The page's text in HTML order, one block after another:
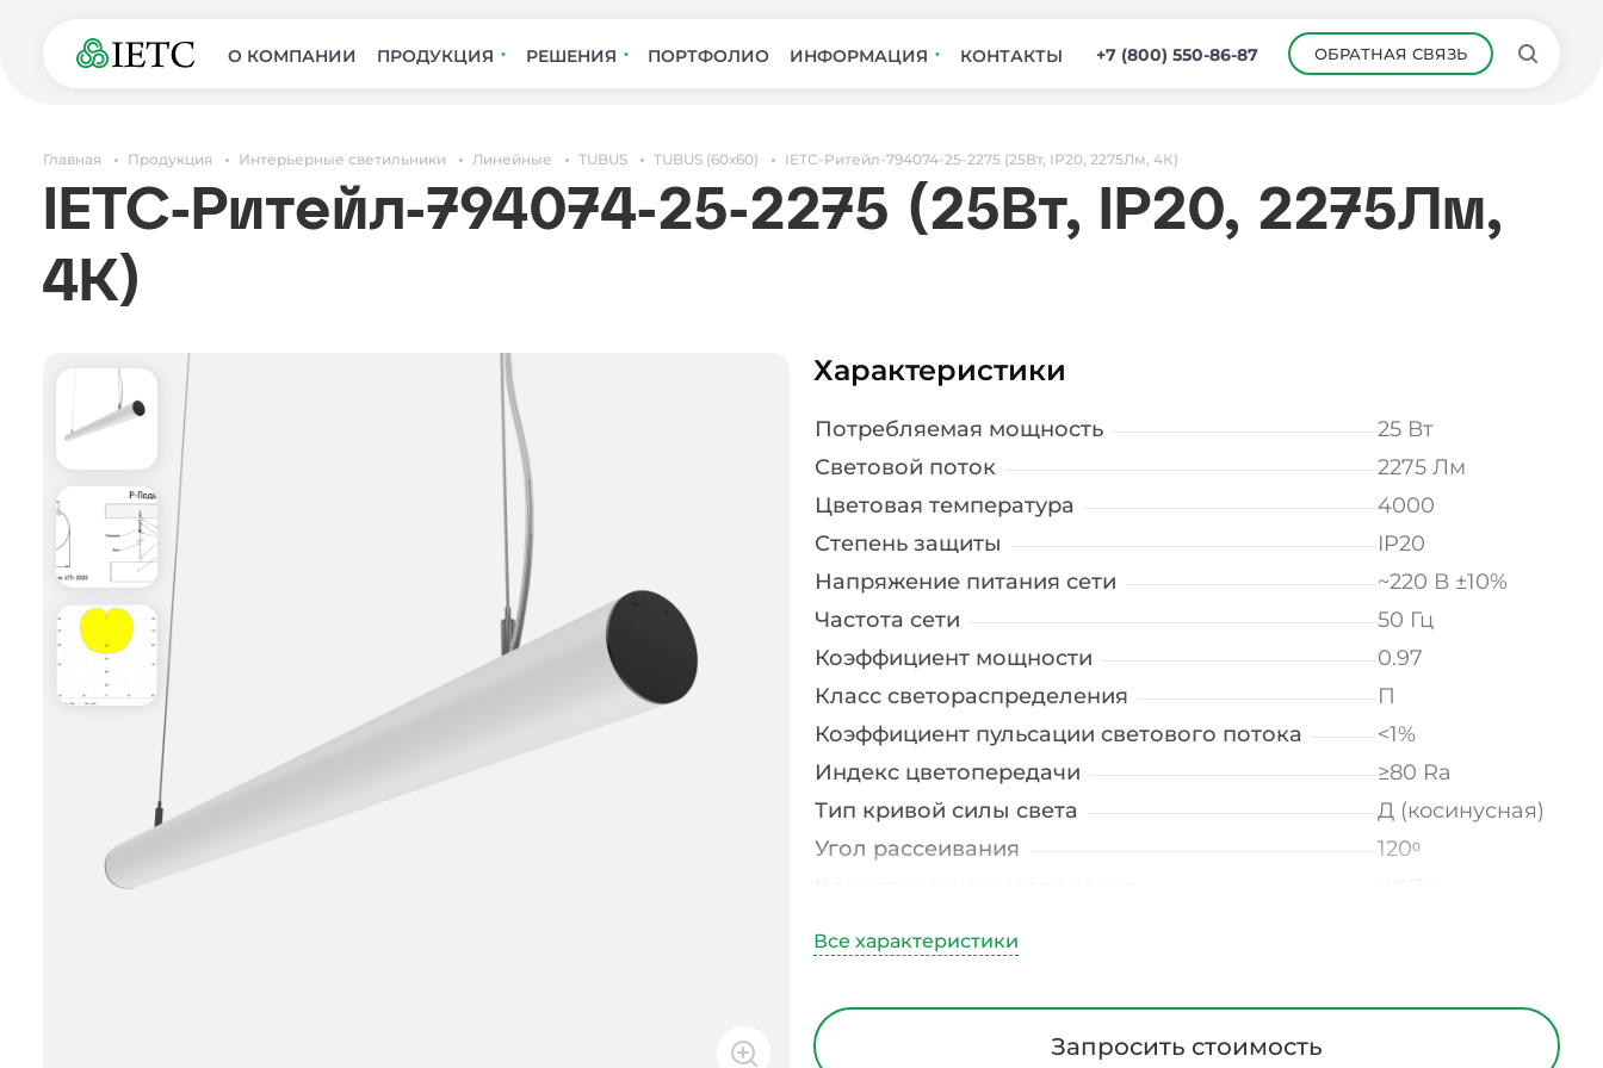
О КОМПАНИИ ПРОДУКЦИЯ РЕШЕНИЯ ПОРТФОЛИО ИНФОРМАЦИЯ КОНТАКТЫ +7 (800) 550-86-87 ОБРАТНАЯ СВЯЗЬ
Главная Продукция Интерьерные светильники Линейные TUBUS TUBUS (60х60) IETC-Ритейл-794074-25-2275 (25Вт, IP20, 2275Лм, 4К)
IETC-Ритейл-794074-25-2275 (25Вт, IP20, 2275Лм,
4К)
Характеристики
Потребляемая мощность
25 Вт
Световой поток
2275 Лм
Цветовая температура
4000
Степень защиты
IP20
Напряжение питания сети
~220 В ±10%
Частота сети
50 Гц
Коэффициент мощности
0.97
Класс светораспределения
П
Коэффициент пульсации светового потока
<1%
Индекс цветопередачи
≥80 Ra
Тип кривой силы света
Д (косинусная)
Угол рассеивания
120ᵒ
Тип рассеивателя
Класс защиты от электрического тока
I
Материал корпуса
Запросить стоимость